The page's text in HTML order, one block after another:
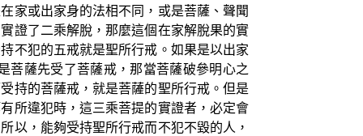
家或出家身的法相不同，或是菩薩、聲聞
證了二乘解脫，那麼這個在家解脫果的實
不犯的五戒就是聖所行戒。如果是以出家
菩薩先受了菩薩戒，那當菩薩破參明心之
持的菩薩戒，就是菩薩的聖所行戒。但是
所違犯時，這三乘菩提的實證者，必定會
以，能夠受持聖所行戒而不犯不毀的人，